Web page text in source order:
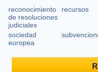
reconocimiento
de resoluciones
judiciales
recursos
sociedad
europea